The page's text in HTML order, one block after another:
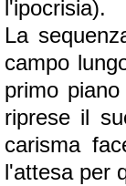
l'ipocrisia).
La
campo
primo
riprese il
carisma
l'attesa per